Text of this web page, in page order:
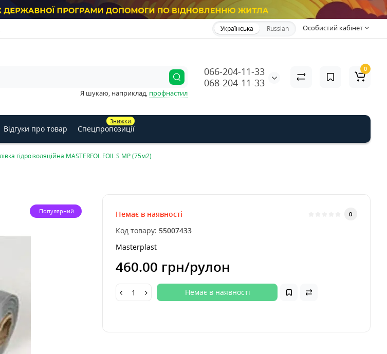
Особистий кабінет
Українська Russian
066-204-11-33
068-204-11-33
Я шукаю, наприклад, профнастил
0
гідроізоляційна MASTERFOL FOIL S MP (75м2)
Популярний Немає в наявності 0
Код товару: 55007433
Masterplast
460.00 грн/рулон
Немає в наявності
Відгуки про товар
Знижки
Спецпропозиції